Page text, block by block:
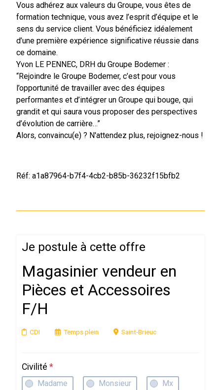
Vous adhérez aux valeurs du Groupe, vous êtes de
formation technique, vous avez l’esprit d’équipe et le
sens du service client. Vous bénéficiez idéalement
d’une première expérience significative réussie dans
ce domaine.
Yvon LE PENNEC, DRH du Groupe Bodemer :
“Rejoindre le Groupe Bodemer, c’est pour vous
l’opportunité de travailler avec des équipes
performantes et d’intégrer un Groupe qui bouge, qui
grandit et qui saura vous proposer des perspectives
d’évolution de carrière…”
Alors, convaincu(e) ? N'attendez plus, rejoignez-nous !
Réf: a1a87964-b7f4-4cb2-b85b-36232f15bfb2
Je postule à cette offre
Magasinier vendeur en
Pièces et Accessoires
F/H
CDI Temps plein Saint-Brieuc
Civilité *
Madame Monsieur Mx